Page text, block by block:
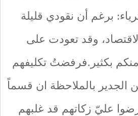
برغم أن نقودي قليلة
وقد تعودت على
منكم بكثير.فرفضتُ تكليفهم
الجدير بالملاحظة ان قسماً
عليّ زكاتهم قد غلبهم